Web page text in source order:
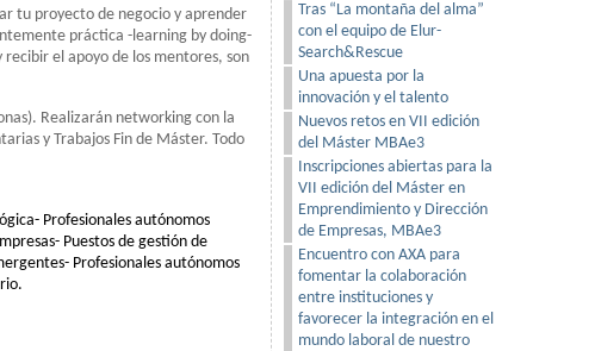
tu proyecto de negocio y aprender
práctica -learning by doing-
el apoyo de los mentores, son
Realizarán networking con la
y Trabajos Fin de Máster. Todo
Profesionales autónomos
Puestos de gestión de
Profesionales autónomos
Tras “La montaña del alma”
con el equipo de Elur-
Search&Rescue
Una apuesta por la
innovación y el talento
Nuevos retos en VII edición
del Máster MBAe3
Inscripciones abiertas para la
VII edición del Máster en
Emprendimiento y Dirección
de Empresas, MBAe3
Encuentro con AXA para
fomentar la colaboración
entre instituciones y
favorecer la integración en el
mundo laboral de nuestro